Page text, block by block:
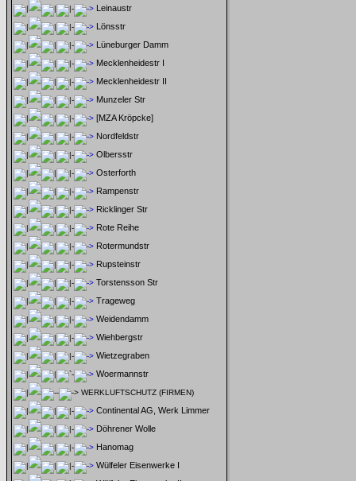
Leinaustr
Lönsstr
Lüneburger Damm
Mecklenheidestr I
Mecklenheidestr II
Munzeler Str
[MZA Kröpcke]
Nordfeldstr
Olbersstr
Osterforth
Rampenstr
Ricklinger Str
Rote Reihe
Rotermundstr
Rupsteinstr
Torstensson Str
Trageweg
Weidendamm
Wiehbergstr
Wietzegraben
Woermannstr
WERKLUFTSCHUTZ (FIRMEN)
Continental AG, Werk Limmer
Döhrener Wolle
Hanomag
Wülfeler Eisenwerke I